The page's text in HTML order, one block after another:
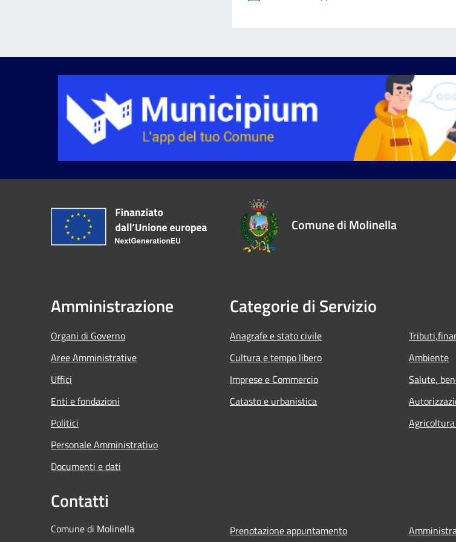
Comune di Molinella
Amministrazione
Organi di Governo
Aree Amministrative
Uffici
Enti e fondazioni
Politici
Personale Amministrativo
Documenti e dati
Categorie di Servizio
Anagrafe e stato civile
Cultura e tempo libero
Imprese e Commercio
Catasto e urbanistica
Ambiente
Salute,
Agricoltura
Contatti
Comune di Molinella
Prenotazione appuntamento